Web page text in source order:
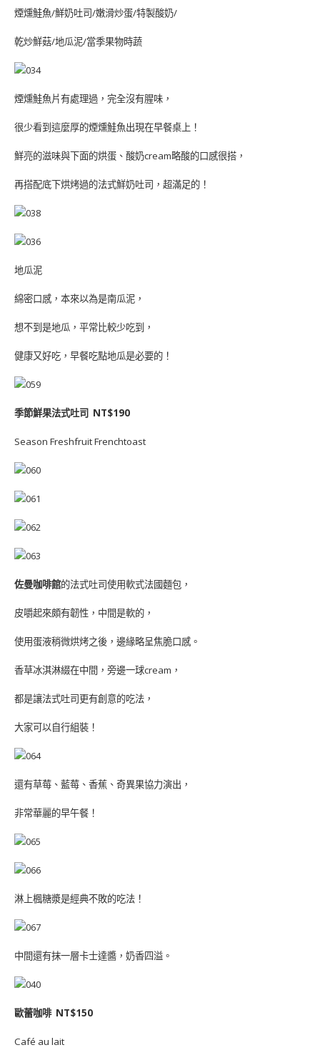
煙燻鮭魚/鮮奶吐司/嫩滑炒蛋/特製酸奶/
乾炒鮮菇/地瓜泥/當季果物時蔬
煙燻鮭魚片有處理過，完全沒有腥味，
很少看到這麼厚的煙燻鮭魚出現在早餐桌上！
鮮亮的滋味與下面的烘蛋、酸奶cream略酸的口感很搭，
再搭配底下烘烤過的法式鮮奶吐司，超滿足的！
地瓜泥
綿密口感，本來以為是南瓜泥，
想不到是地瓜，平常比較少吃到，
健康又好吃，早餐吃點地瓜是必要的！
季節鮮果法式吐司 NT$190
Season Freshfruit Frenchtoast
佐曼咖啡館的法式吐司使用軟式法國麵包，
皮嚼起來頗有韌性，中間是軟的，
使用蛋液稍微烘烤之後，邊緣略呈焦脆口感。
香草冰淇淋綴在中間，旁邊一球cream，
都是讓法式吐司更有創意的吃法，
大家可以自行組裝！
還有草莓、藍莓、香蕉、奇異果協力演出，
非常華麗的早午餐！
淋上楓糖漿是經典不敗的吃法！
中間還有抹一層卡士達醬，奶香四溢。
歐蕾咖啡 NT$150
Café au lait